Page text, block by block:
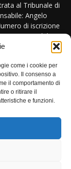
come i cookie per
Il consenso a
il comportamento di
o ritirare il
e funzioni.
al Tribunale di
Angelo
di iscrizione
n. 17440 del